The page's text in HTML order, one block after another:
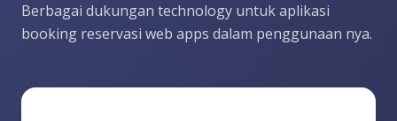
Berbagai dukungan technology untuk aplikasi
booking reservasi web apps dalam penggunaan nya.